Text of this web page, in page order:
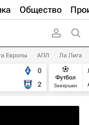
Общество
Европы АПЛ Ла Лига
0
2
Футбол
Завершен